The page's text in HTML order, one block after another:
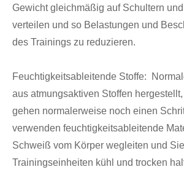
Gewicht gleichmäßig auf Schultern
verteilen und so Belastungen und
des Trainings zu reduzieren.
Feuchtigkeitsableitende Stoffe:
aus atmungsaktiven Stoffen
gehen normalerweise noch einen
verwenden feuchtigkeitsableitende
Schweiß vom Körper wegleiten und
Trainingseinheiten kühl und trocken